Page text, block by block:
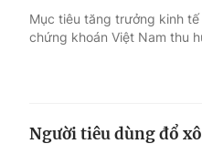
Mục tiêu tăng trưởng kinh
chứng khoán Việt Nam thu
Người tiêu dùng đổ